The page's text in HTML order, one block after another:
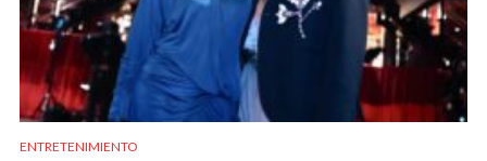
ENTRETENIMIENTO